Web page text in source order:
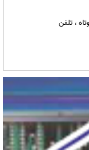
، تلفن